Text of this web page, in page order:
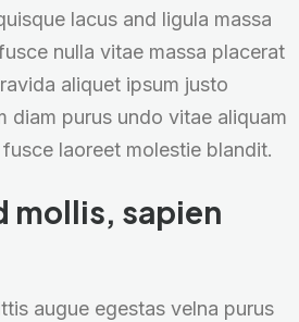
lacus and ligula massa
nulla vitae massa placerat
aliquet ipsum justo
diam purus undo vitae aliquam
laoreet molestie blandit.
mollis, sapien
augue egestas velna purus